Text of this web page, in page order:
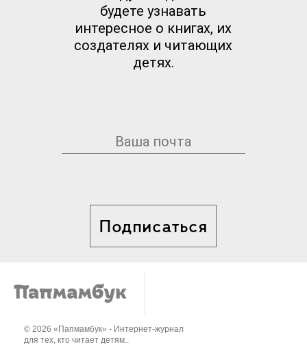
будете узнавать
интересное о книгах, их
создателях и читающих
детях.
Подписаться
© 2026 «Папмамбук» - Интернет-журнал
для тех, кто читает детям..